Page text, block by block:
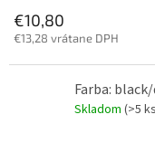
€10,80
€13,28 vrátane DPH
Farba:
Skladom (>5